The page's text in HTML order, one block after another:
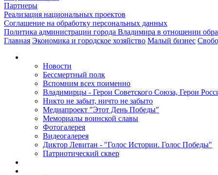
Партнеры
Реализация национальных проектов
Соглашение на обработку персональных данных
Политика администрации города Владимира в отношении
Главная Экономика и городское хозяйство Малый бизнес
Новости
Бессмертный полк
Вспомним всех поименно
Владимирцы - Герои Советского Союза, Герои
Никто не забыт, ничто не забыто
Медиапроект "Этот День Победы"
Мемориалы воинской славы
Фотогалерея
Видеогалерея
Диктор Левитан - "Голос Истории. Голос Победы"
Патриотический сквер